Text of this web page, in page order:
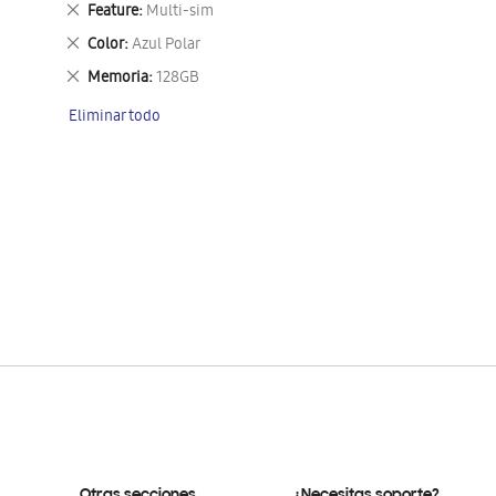
Feature Multi-sim
Eliminar
este
artículo
Color Azul Polar
Eliminar
este
artículo
Memoria 128GB
Eliminar
artículo
Eliminar todo